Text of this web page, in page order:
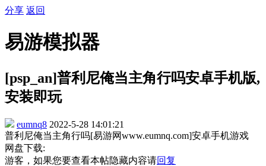
分享 返回
易游模拟器
[psp_an]普利尼俺当主角行吗安卓手机版,
安装即玩
eumnq8 2022-5-28 14:01:21
普利尼俺当主角行吗[易游网www.eumnq.com]安卓手机游戏
网盘下载:
游客，如果您要查看本帖隐藏内容请回复